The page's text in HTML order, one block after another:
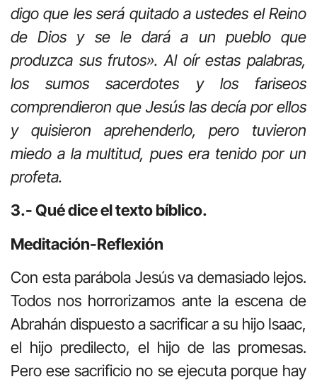
digo que les será quitado a ustedes el Reino
de Dios y se le dará a un pueblo que
produzca sus frutos». Al oír estas palabras,
los sumos sacerdotes y los fariseos
comprendieron que Jesús las decía por ellos
y quisieron aprehenderlo, pero tuvieron
miedo a la multitud, pues era tenido por un
profeta.
3.- Qué dice el texto bíblico.
Meditación-Reflexión
Con esta parábola Jesús va demasiado lejos.
Todos nos horrorizamos ante la escena de
Abrahán dispuesto a sacrificar a su hijo Isaac,
el hijo predilecto, el hijo de las promesas.
Pero ese sacrificio no se ejecuta porque hay